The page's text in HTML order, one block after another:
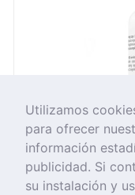
HSN Bisglicinato
Utilizamos
para ofrecer
información
publicidad. Si
su instalación y